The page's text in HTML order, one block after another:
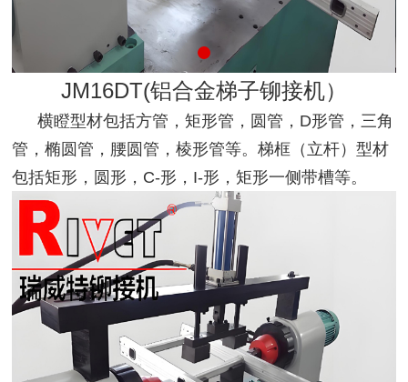
JM16DT(铝合金梯子铆接机）
横瞪型材包括方管，矩形管，圆管，D形管，三角
管，椭圆管，腰圆管，棱形管等。梯框（立杆）型材
包括矩形，圆形，C-形，I-形，矩形一侧带槽等。